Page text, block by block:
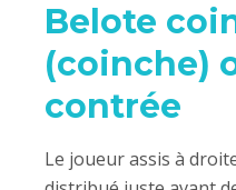
Belote
(coinche)
contrée
Le joueur assis à